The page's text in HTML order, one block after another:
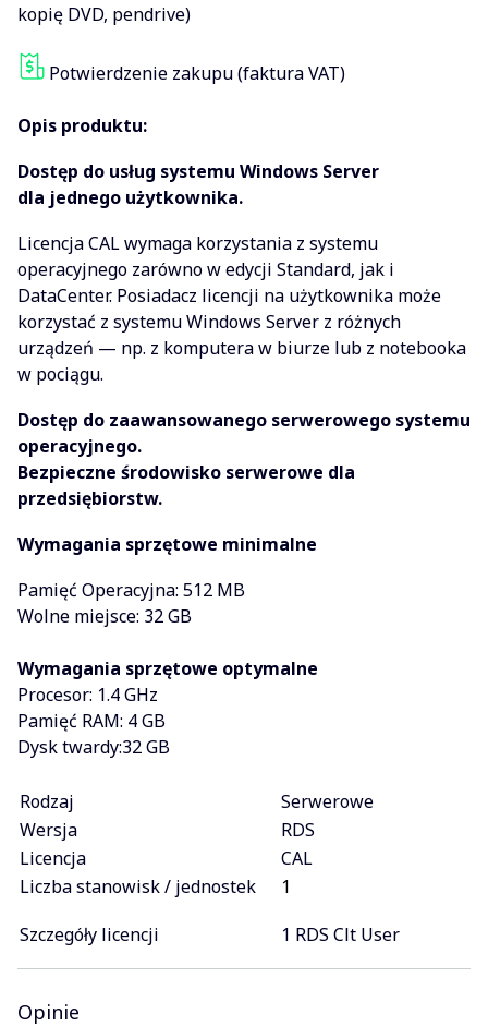
kopię DVD, pendrive)
Potwierdzenie zakupu (faktura VAT)
Opis produktu:
Dostęp do usług systemu Windows Server
dla jednego użytkownika.
Licencja CAL wymaga korzystania z systemu
operacyjnego zarówno w edycji Standard, jak i
DataCenter. Posiadacz licencji na użytkownika może
korzystać z systemu Windows Server z różnych
urządzeń — np. z komputera w biurze lub z notebooka
w pociągu.
Dostęp do zaawansowanego serwerowego systemu
operacyjnego.
Bezpieczne środowisko serwerowe dla
przedsiębiorstw.
Wymagania sprzętowe minimalne
Pamięć Operacyjna: 512 MB
Wolne miejsce: 32 GB
Wymagania sprzętowe optymalne
Procesor: 1.4 GHz
Pamięć RAM: 4 GB
Dysk twardy:32 GB
Rodzaj
Serwerowe
Wersja
RDS
Licencja
CAL
Liczba stanowisk / jednostek
1
Szczegóły licencji
1 RDS Clt User
Opinie